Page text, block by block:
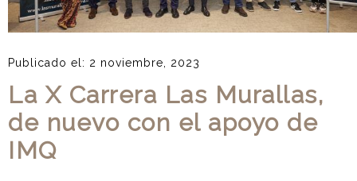
Publicado el: 2 noviembre, 2023
La X Carrera Las Murallas,
de nuevo con el apoyo de
IMQ